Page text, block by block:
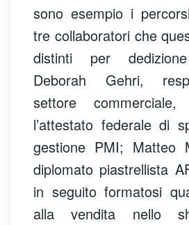
sono esempio i
tre collaboratori che
distinti per
Deborah Gehri,
settore
l’attestato federale di
gestione PMI; Matteo
diplomato piastrellista
in seguito formatosi
alla vendita nello